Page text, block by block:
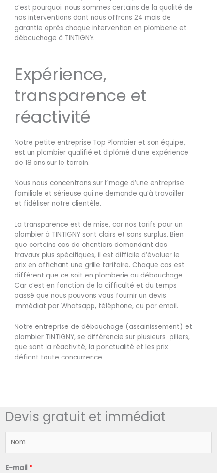
c’est pourquoi, nous sommes certains de la qualité de
nos interventions dont nous offrons 24 mois de
garantie après chaque intervention en plomberie et
débouchage à TINTIGNY.
Expérience,
transparence et
réactivité
Notre petite entreprise Top Plombier et son équipe,
est un plombier qualifié et diplômé d’une expérience
de 18 ans sur le terrain.
Nous nous concentrons sur l’image d’une entreprise
familiale et sérieuse qui ne demande qu’à travailler
et fidéliser notre clientèle.
La transparence est de mise, car nos tarifs pour un
plombier à TINTIGNY sont clairs et sans surplus. Bien
que certains cas de chantiers demandant des
travaux plus spécifiques, il est difficile d’évaluer le
prix en affichant une grille tarifaire. Chaque cas est
différent que ce soit en plomberie ou débouchage.
Car c’est en fonction de la difficulté et du temps
passé que nous pouvons vous fournir un devis
immédiat par Whatsapp, téléphone, ou par email.
Notre entreprise de débouchage (assainissement) et
plombier TINTIGNY, se différencie sur plusieurs piliers,
que sont la réactivité, la ponctualité et les prix
défiant toute concurrence.
Devis gratuit et immédiat
*
E-mail *